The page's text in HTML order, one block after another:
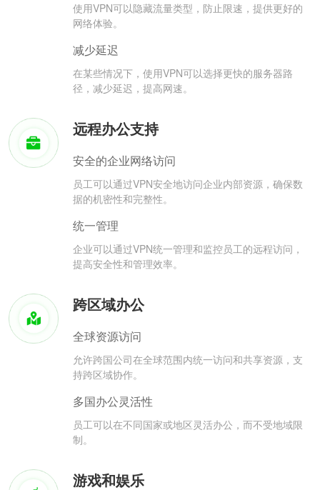
使用VPN可以隐藏流量类型，防止限速，提供更好的
网络体验。
减少延迟
在某些情况下，使用VPN可以选择更快的服务器路
径，减少延迟，提高网速。
远程办公支持
安全的企业网络访问
员工可以通过VPN安全地访问企业内部资源，确保数
据的机密性和完整性。
统一管理
企业可以通过VPN统一管理和监控员工的远程访问，
提高安全性和管理效率。
跨区域办公
全球资源访问
允许跨国公司在全球范围内统一访问和共享资源，支
持跨区域协作。
多国办公灵活性
员工可以在不同国家或地区灵活办公，而不受地域限
制。
游戏和娱乐